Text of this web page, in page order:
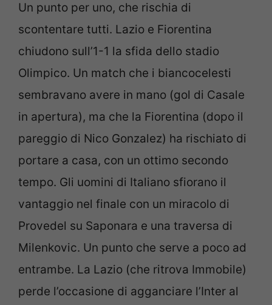
Un punto per uno, che rischia di
scontentare tutti. Lazio e Fiorentina
chiudono sull’1-1 la sfida dello stadio
Olimpico. Un match che i biancocelesti
sembravano avere in mano (gol di Casale
in apertura), ma che la Fiorentina (dopo il
pareggio di Nico Gonzalez) ha rischiato di
portare a casa, con un ottimo secondo
tempo. Gli uomini di Italiano sfiorano il
vantaggio nel finale con un miracolo di
Provedel su Saponara e una traversa di
Milenkovic. Un punto che serve a poco ad
entrambe. La Lazio (che ritrova Immobile)
perde l’occasione di agganciare l’Inter al